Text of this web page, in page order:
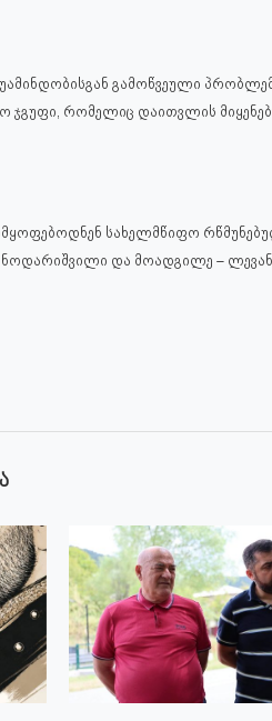
უამინდობისგან გამოწვეული
ჯგუფი, რომელიც დაითვლის
სახელმწიფო
და მოადგილე – ლევან